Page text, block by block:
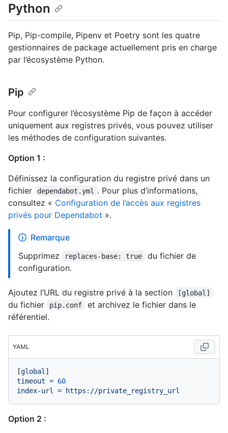
Python
Pip, Pip-compile, Pipenv et Poetry sont les quatre
gestionnaires de package actuellement pris en charge
par l’écosystème Python.
Pip
Pour configurer l’écosystème Pip de façon à accéder
uniquement aux registres privés, vous pouvez utiliser
les méthodes de configuration suivantes.
Option 1 :
Définissez la configuration du registre privé dans un
fichier
dependabot.yml
. Pour plus d’informations,
consultez « Configuration de l’accès aux registres
privés pour Dependabot ».
Remarque
Supprimez
replaces-base: true
du fichier de
configuration.
Ajoutez l’URL du registre privé à la section [global]
du fichier pip.conf
et archivez le fichier dans le
référentiel.
YAML
[global
timeout = 60
index-url
= https://private_registry_url
Option 2 :